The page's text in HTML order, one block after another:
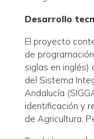
Desarrollo
El proyecto
de
siglas en
del Sistema
Andalucía
identificación y
de Agricultura,